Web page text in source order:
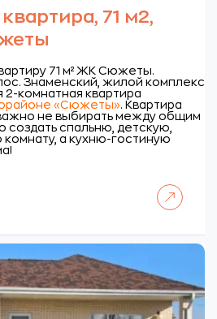
71 м2,
71 м² ЖК Сюжеты.
Знаменский, жилой комплекс
2-комнатная квартира
«Сюжеты». Квартира
не выбирать между общим
спальню, детскую,
а кухню-гостиную